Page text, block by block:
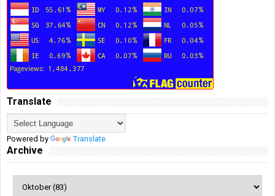
Translate
Powered by Translate
Archive